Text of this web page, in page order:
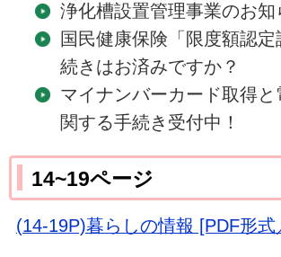
浄化槽設置管理事業のお知
国民健康保険「限度額認
続きはお済みですか？
マイナンバーカード取得と
関する手続き受付中！
14~19ページ
(14-19P)暮らしの情報 [PDF形式